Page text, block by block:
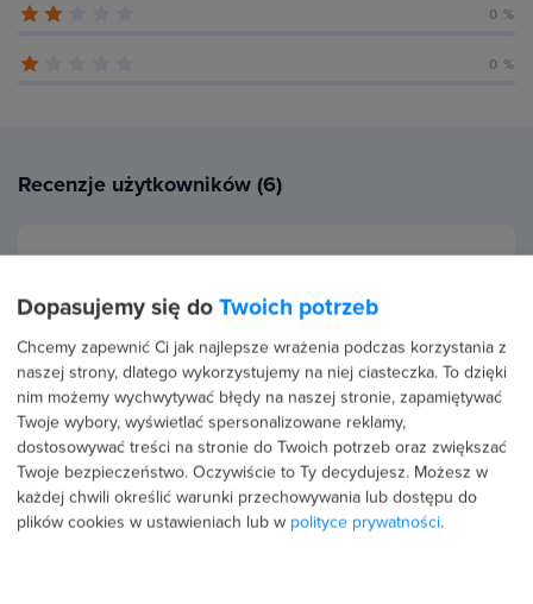
0 %
0 %
Recenzje użytkowników (6)
ALINA WABNIC
PROFIL PUBLICZNY
5.0
Ok
Dopasujemy się do Twoich potrzeb
Chcemy zapewnić Ci jak najlepsze wrażenia podczas korzystania z
naszej strony, dlatego wykorzystujemy na niej ciasteczka. To dzięki
nim możemy wychwytywać błędy na naszej stronie, zapamiętywać
Twoje wybory, wyświetlać spersonalizowane reklamy,
dostosowywać treści na stronie do Twoich potrzeb oraz zwiększać
Twoje bezpieczeństwo. Oczywiście to Ty decydujesz. Możesz w
każdej chwili określić warunki przechowywania lub dostępu do
plików cookies w ustawieniach lub w polityce prywatności.